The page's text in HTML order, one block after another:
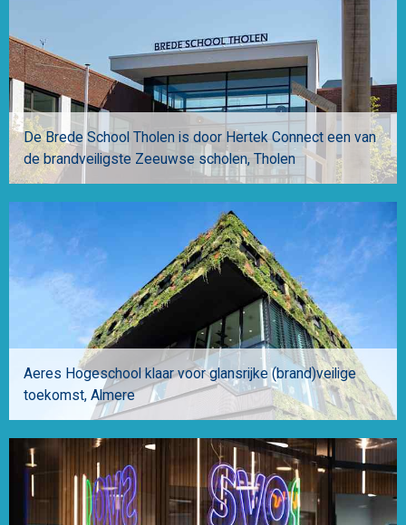
De Brede School Tholen is door Hertek Connect een van
de brandveiligste Zeeuwse scholen Tholen
Aeres Hogeschool klaar voor glansrijke (brand)veilige
toekomst Almere